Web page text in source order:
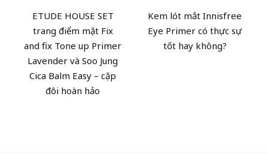
ETUDE HOUSE SET
trang điểm mặt Fix
and fix Tone up Primer
Lavender và Soo Jung
Cica Balm Easy – cặp
đôi hoàn hảo
Kem lót mắt Innisfree
Eye Primer có thực sự
tốt hay không?